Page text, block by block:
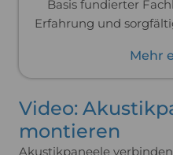
Basis fundierter
Erfahrung und
Fachbereichen
aufbereitet sind und
rund um unsere
Mehr
Video:
montieren
Akustikpaneele